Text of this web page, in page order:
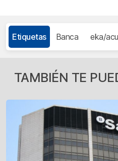
Etiquetas Banca eka/
TAMBIÉN TE